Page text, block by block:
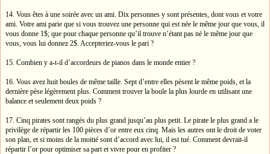
14. Vous êtes à une soirée avec un ami. Dix personnes y sont présentes, dont vous et votre
ami. Votre ami parie que si vous trouvez une personne qui est née le même jour que vous, il
vous donne 1$; que pour chaque personne qu’il trouve n’étant pas né le même jour que
vous, vous lui donnez 2$. Accepteriez-vous le pari ?
15. Combien y a-t-il d’accordeurs de pianos dans le monde entier ?
16. Vous avez huit boules de même taille. Sept d’entre elles pèsent le même poids, et la
dernière pèse légèrement plus. Comment trouver la boule la plus lourde en utilisant une
balance et seulement deux poids ?
17. Cinq pirates sont rangés du plus grand jusqu’au plus petit. Le pirate le plus grand a le
privilège de répartir les 100 pièces d’or entre eux cinq. Mais les autres ont le droit de voter
son plan, et si moins de la moitié sont d’accord avec lui, il est tué. Comment devrait-il
répartir l’or pour optimiser sa part et vivre pour en profiter ?